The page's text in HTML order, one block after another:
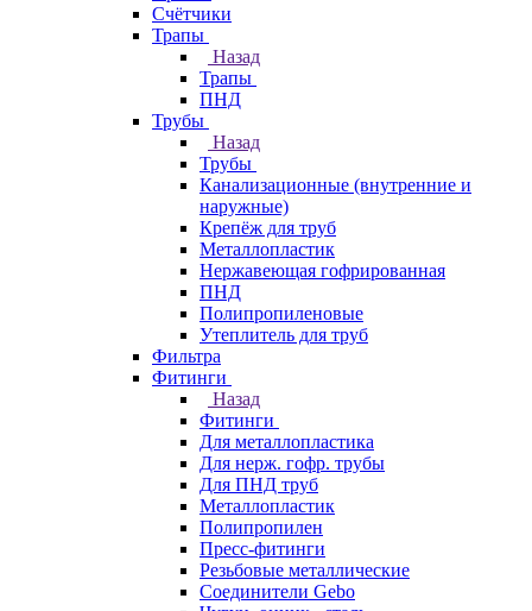
Счётчики
Трапы
Назад
Трапы
ПНД
Трубы
Назад
Трубы
Канализационные (внутренние и
наружные)
Крепёж для труб
Металлопластик
Нержавеющая гофрированная
ПНД
Полипропиленовые
Утеплитель для труб
Фильтра
Фитинги
Назад
Фитинги
Для металлопластика
Для нерж. гофр. трубы
Для ПНД труб
Металлопластик
Полипропилен
Пресс-фитинги
Резьбовые металлические
Соединители Gebo